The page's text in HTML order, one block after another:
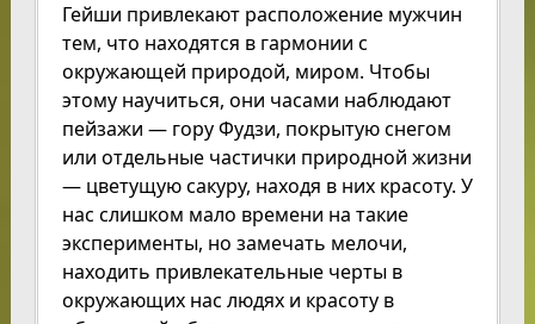
Гейши привлекают расположение мужчин
тем, что находятся в гармонии с
окружающей природой, миром. Чтобы
этому научиться, они часами наблюдают
пейзажи — гору Фудзи, покрытую снегом
или отдельные частички природной жизни
— цветущую сакуру, находя в них красоту. У
нас слишком мало времени на такие
эксперименты, но замечать мелочи,
находить привлекательные черты в
окружающих нас людях и красоту в